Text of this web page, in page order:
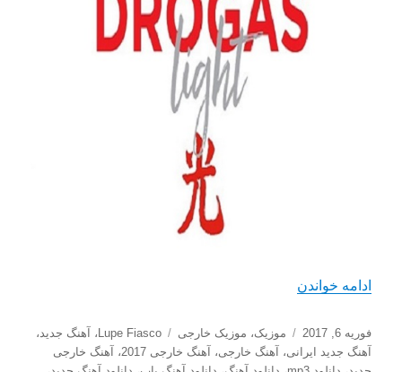
ادامه خواندن
ارسال
شده
فوریه 6, 2017 دسته‌ها
موزیک، موزیک خارجی برچسب‌ها
Lupe Fiasco، آهنگ جدید ،
آهنگ جدید ایرانی، آهنگ خارجی، آهنگ خارجی 2017 ، آهنگ خارجی